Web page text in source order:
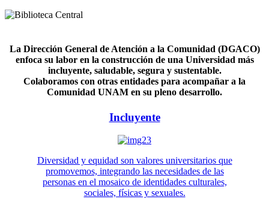
La Dirección General de Atención a la Comunidad (DGACO)
enfoca su labor en la construcción de una Universidad más
incluyente, saludable, segura y sustentable.
Colaboramos con otras entidades para acompañar a la
Comunidad UNAM en su pleno desarrollo.
Incluyente
Diversidad y equidad son valores universitarios que
promovemos, integrando las necesidades de las
personas en el mosaico de identidades culturales,
sociales, físicas y sexuales.